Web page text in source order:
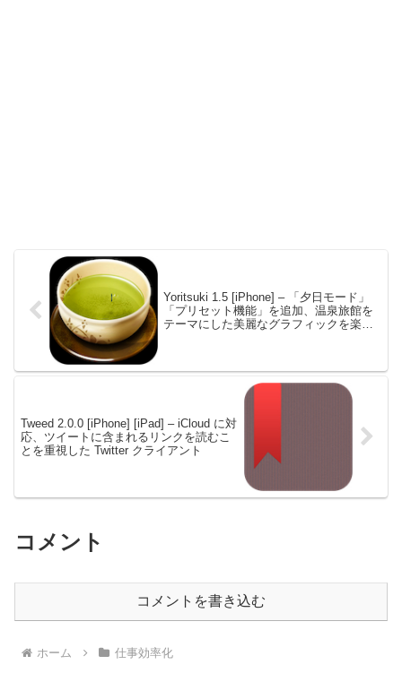
Yoritsuki 1.5 [iPhone] – 「夕日モード」
「プリセット機能」を追加、温泉旅館を
テーマにした美麗なグラフィックを楽し
Tweed 2.0.0 [iPhone] [iPad] – iCloud に対
応、ツイートに含まれるリンクを読むこ
とを重視した Twitter クライアント
コメント
コメントを書き込む
ホーム 仕事効率化